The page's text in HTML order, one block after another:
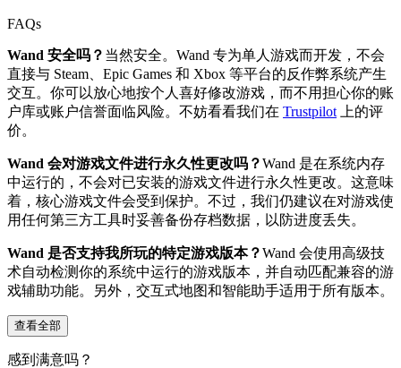
FAQs
Wand 安全吗？ 当然安全。Wand 专为单人游戏而开发，不会
直接与 Steam、Epic Games 和 Xbox 等平台的反作弊系统产生
交互。你可以放心地按个人喜好修改游戏，而不用担心你的账
户库或账户信誉面临风险。不妨看看我们在 Trustpilot 上的评
价。
Wand 会对游戏文件进行永久性更改吗？Wand 是在系统内存
中运行的，不会对已安装的游戏文件进行永久性更改。这意味
着，核心游戏文件会受到保护。不过，我们仍建议在对游戏使
用任何第三方工具时妥善备份存档数据，以防进度丢失。
Wand 是否支持我所玩的特定游戏版本？Wand 会使用高级技
术自动检测你的系统中运行的游戏版本，并自动匹配兼容的游
戏辅助功能。另外，交互式地图和智能助手适用于所有版本。
查看全部
感到满意吗？